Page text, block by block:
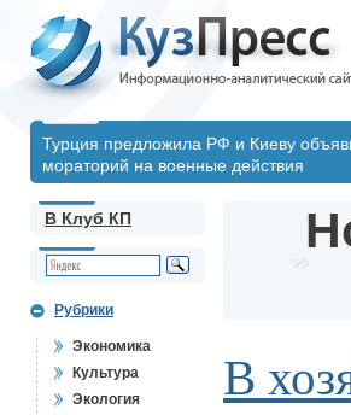
Турция предложила РФ и Киеву
мораторий на военные действия
В Клуб КП
Рубрики
Экономика
Культура
Экология
В